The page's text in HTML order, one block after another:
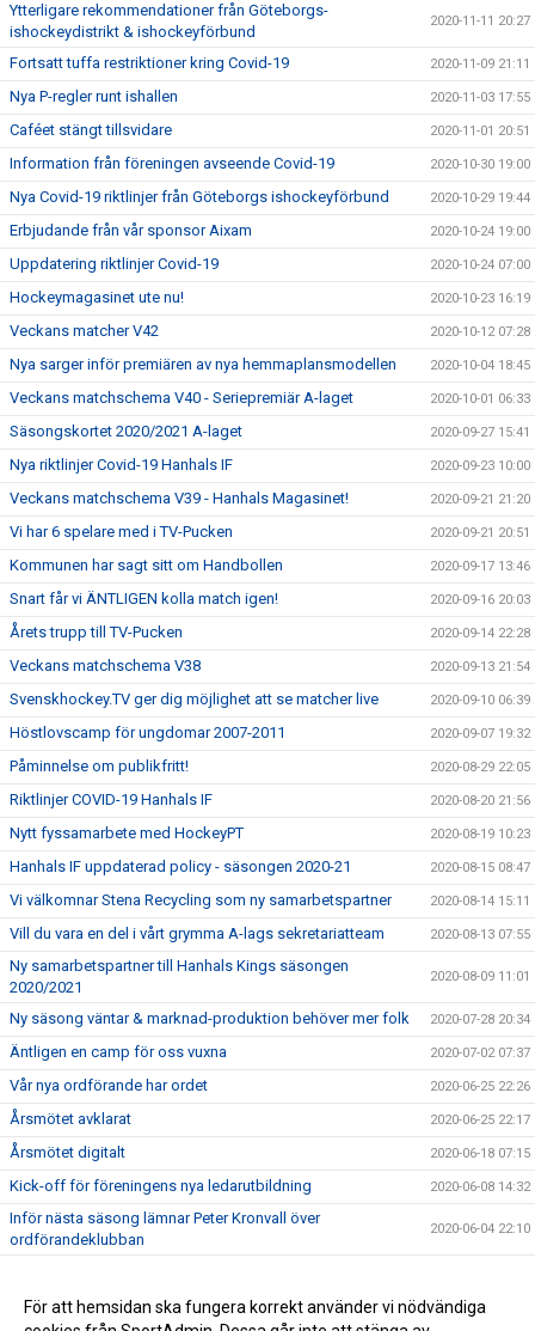
Ytterligare rekommendationer från Göteborgs-
ishockeydistrikt & ishockeyförbund
2020-11-11 20:27
Fortsatt tuffa restriktioner kring Covid-19 2020-11-09 21:11
Nya P-regler runt ishallen 2020-11-03 17:55
Caféet stängt tillsvidare 2020-11-01 20:51
Information från föreningen avseende Covid-19 2020-10-30 19:00
Nya Covid-19 riktlinjer från Göteborgs ishockeyförbund 2020-10-29 19:44
Erbjudande från vår sponsor Aixam 2020-10-24 19:00
Uppdatering riktlinjer Covid-19 2020-10-24 07:00
Hockeymagasinet ute nu! 2020-10-23 16:19
Veckans matcher V42 2020-10-12 07:28
Nya sarger inför premiären av nya hemmaplansmodellen 2020-10-04 18:45
Veckans matchschema V40 - Seriepremiär A-laget 2020-10-01 06:33
Säsongskortet 2020/2021 A-laget 2020-09-27 15:41
Nya riktlinjer Covid-19 Hanhals IF 2020-09-23 10:00
Veckans matchschema V39 - Hanhals Magasinet! 2020-09-21 21:20
Vi har 6 spelare med i TV-Pucken 2020-09-21 20:51
Kommunen har sagt sitt om Handbollen 2020-09-17 13:46
Snart får vi ÄNTLIGEN kolla match igen! 2020-09-16 20:03
Årets trupp till TV-Pucken 2020-09-14 22:28
Veckans matchschema V38 2020-09-13 21:54
Svenskhockey.TV ger dig möjlighet att se matcher live 2020-09-10 06:39
Höstlovscamp för ungdomar 2007-2011 2020-09-07 19:32
Påminnelse om publikfritt! 2020-08-29 22:05
Riktlinjer COVID-19 Hanhals IF 2020-08-20 21:56
Nytt fyssamarbete med HockeyPT 2020-08-19 10:23
Hanhals IF uppdaterad policy - säsongen 2020-21 2020-08-15 08:47
Vi välkomnar Stena Recycling som ny samarbetspartner 2020-08-14 15:11
Vill du vara en del i vårt grymma A-lags sekretariatteam 2020-08-13 07:55
Ny samarbetspartner till Hanhals Kings säsongen
2020/2021
2020-08-09 11:01
Ny säsong väntar & marknad-produktion behöver mer folk 2020-07-28 20:34
Äntligen en camp för oss vuxna 2020-07-02 07:37
Vår nya ordförande har ordet 2020-06-25 22:26
Årsmötet avklarat 2020-06-25 22:17
Årsmötet digitalt 2020-06-18 07:15
Kick-off för föreningens nya ledarutbildning 2020-06-08 14:32
Inför nästa säsong lämnar Peter Kronvall över
ordförandeklubban
2020-06-04 22:10
Hanhals Kings sluter avtal med Warrior Hockey 2020-06-01 18:19
För att hemsidan ska fungera korrekt använder vi nödvändiga